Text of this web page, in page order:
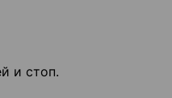
и стоп.